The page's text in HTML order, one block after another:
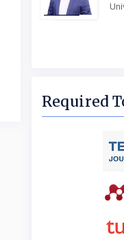
Required